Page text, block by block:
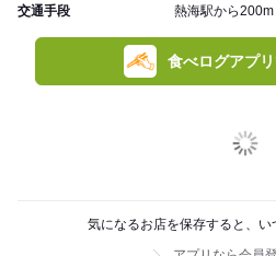
交通手段 熱海駅から200m
食べログアプ
気になるお店を保存すると、い